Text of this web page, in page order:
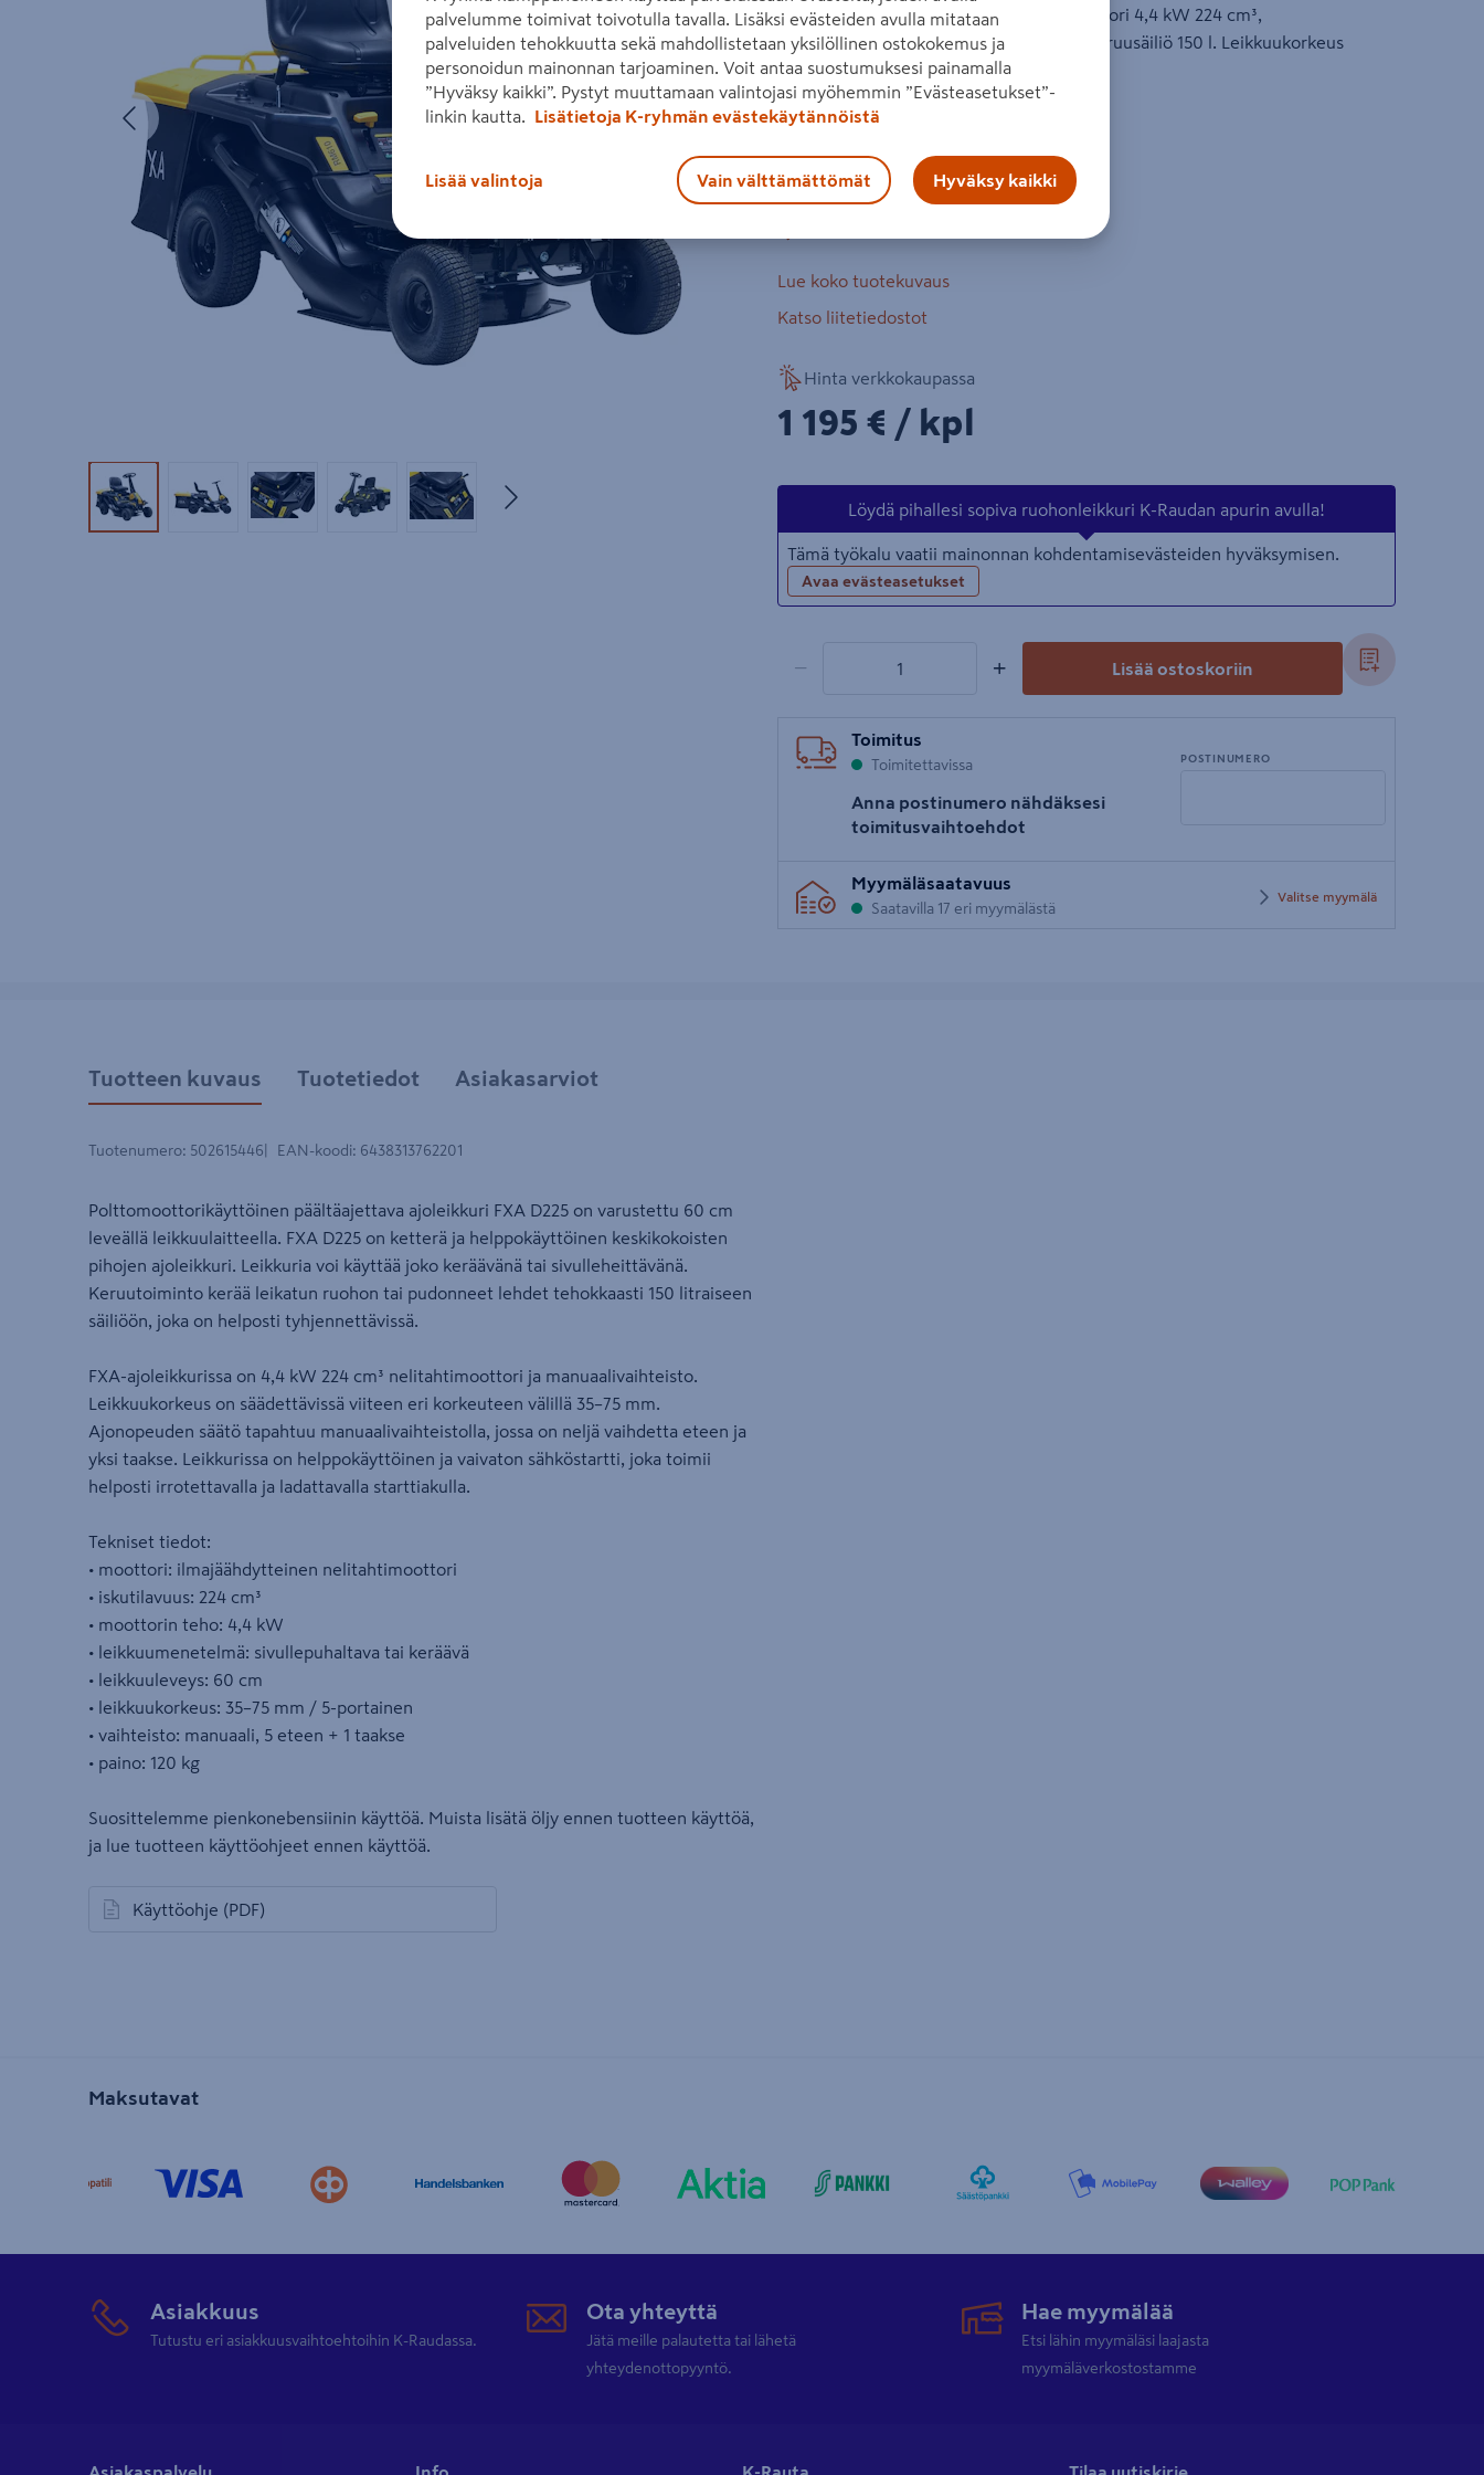
Edellinen Seuraava
Tuotekuva 1Tuotekuva 2Tuotekuva 3Tuotekuva 4Tuotekuva 5
Keräävä tai sivulleheittävä. Nelitahtimoottori 4,4 kW 224 cm³,
manuaalivaihteisto, 4 eteen + 1 taakse. Keruusäiliö 150 l. Leikkuukorkeus
säädettävissä.
4,4 kW 224 cm³ 4-tahtimoottori
60 cm leikkuulaite
keräävä tai sivulleheittävä
Lue koko tuotekuvaus
Katso liitetiedostot
Hinta verkkokaupassa
1195€/kpl
1 195 € / kpl
Löydä pihallesi sopiva ruohonleikkuri K-Raudan apurin avulla!
Tämä työkalu vaatii mainonnan kohdentamisevästeiden hyväksymisen.
Avaa evästeasetukset
− + Lisää ostoskoriin
Toimitus
Toimitettavissa
Anna postinumero nähdäksesi
toimitusvaihtoehdot
POSTINUMERO
postinumero
Myymäläsaatavuus
Saatavilla 17 eri myymälästä
Valitse myymälä
Tuotteen kuvaus Tuotetiedot Asiakasarviot
Tuotenumero: 502615446 EAN-koodi: 6438313762201
Polttomoottorikäyttöinen päältäajettava ajoleikkuri FXA D225 on varustettu 60 cm
leveällä leikkuulaitteella. FXA D225 on ketterä ja helppokäyttöinen keskikokoisten
pihojen ajoleikkuri. Leikkuria voi käyttää joko keräävänä tai sivulleheittävänä.
Keruutoiminto kerää leikatun ruohon tai pudonneet lehdet tehokkaasti 150 litraiseen
säiliöön, joka on helposti tyhjennettävissä.
FXA-ajoleikkurissa on 4,4 kW 224 cm³ nelitahtimoottori ja manuaalivaihteisto.
Leikkuukorkeus on säädettävissä viiteen eri korkeuteen välillä 35–75 mm.
Ajonopeuden säätö tapahtuu manuaalivaihteistolla, jossa on neljä vaihdetta eteen ja
yksi taakse. Leikkurissa on helppokäyttöinen ja vaivaton sähköstartti, joka toimii
helposti irrotettavalla ja ladattavalla starttiakulla.
Tekniset tiedot:
• moottori: ilmajäähdytteinen nelitahtimoottori
• iskutilavuus: 224 cm³
• moottorin teho: 4,4 kW
• leikkuumenetelmä: sivullepuhaltava tai keräävä
• leikkuuleveys: 60 cm
• leikkuukorkeus: 35–75 mm / 5-portainen
• vaihteisto: manuaali, 5 eteen + 1 taakse
• paino: 120 kg
Suosittelemme pienkonebensiinin käyttöä. Muista lisätä öljy ennen tuotteen käyttöä,
ja lue tuotteen käyttöohjeet ennen käyttöä.
Käyttöohje (PDF)
avautuu uuteen välilehteen
Maksutavat
Asiakkuus
Tutustu eri asiakkuusvaihtoehtoihin K-Raudassa.
Ota yhteyttä
Jätä meille palautetta tai lähetä
yhteydenottopyyntö.
Hae myymälää
Etsi lähin myymäläsi laajasta
myymäläverkostostamme
palvelumme toimivat toivotulla tavalla. Lisäksi evästeiden avulla mitataan
palveluiden tehokkuutta sekä mahdollistetaan yksilöllinen ostokokemus ja
personoidun mainonnan tarjoaminen. Voit antaa suostumuksesi painamalla
”Hyväksy kaikki”. Pystyt muuttamaan valintojasi myöhemmin ”Evästeasetukset”-
linkin kautta.
Lisätietoja K-ryhmän evästekäytännöistä
Lisää valintoja Vain välttämättömät Hyväksy kaikki